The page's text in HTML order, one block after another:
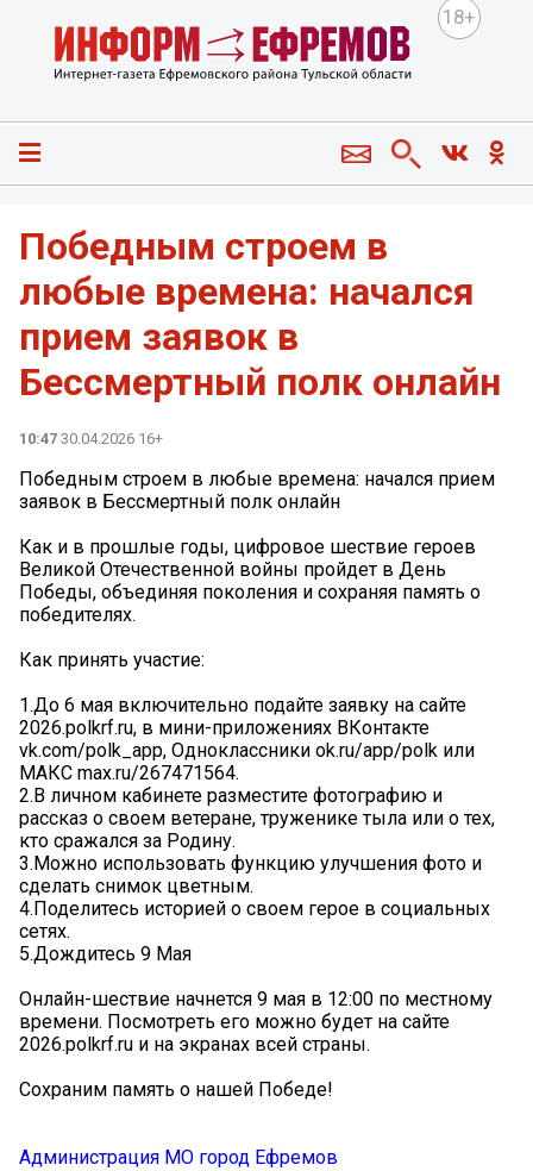
18+
Победным строем в
любые времена: начался
прием заявок в
Бессмертный полк онлайн
10:47 30.04.2026 16+
Победным строем в любые времена: начался прием
заявок в Бессмертный полк онлайн
Как и в прошлые годы, цифровое шествие героев
Великой Отечественной войны пройдет в День
Победы, объединяя поколения и сохраняя память о
победителях.
Как принять участие:
1.До 6 мая включительно подайте заявку на сайте
2026.polkrf.ru, в мини-приложениях ВКонтакте
vk.com/polk_app, Одноклассники ok.ru/app/polk или
МАКС max.ru/267471564.
2.В личном кабинете разместите фотографию и
рассказ о своем ветеране, труженике тыла или о тех,
кто сражался за Родину.
3.Можно использовать функцию улучшения фото и
сделать снимок цветным.
4.Поделитесь историей о своем герое в социальных
сетях.
5.Дождитесь 9 Мая
Онлайн-шествие начнется 9 мая в 12:00 по местному
времени. Посмотреть его можно будет на сайте
2026.polkrf.ru и на экранах всей страны.
Сохраним память о нашей Победе!
Администрация МО город Ефремов